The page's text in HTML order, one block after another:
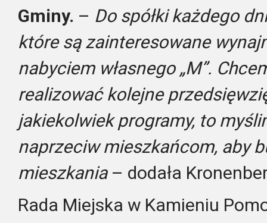
Gminy. – Do spółki każdego
które są zainteresowane
nabyciem własnego „M”.
realizować kolejne
jakiekolwiek programy, to
naprzeciw mieszkańcom, aby
mieszkania– dodała
Rada Miejska w Kamieniu